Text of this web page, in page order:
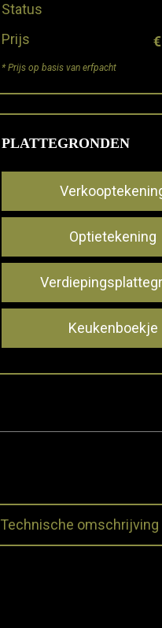
Status
Prijs
* Prijs op basis van erfpacht
PLATTEGRONDEN
Optietekening
Keukenboekje
Technische omschrijving